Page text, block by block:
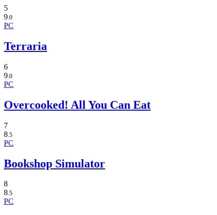
5
9.0
PC
Terraria
6
9 .0
PC
Overcooked! All You Can Eat
7
8 .5
PC
Bookshop Simulator
8
8.5
PC